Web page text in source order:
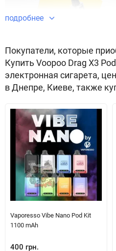
Основні переваги
Гнучкість живлення:
18650 або 21700
— вибирай
тривалого паріння
Потужність до 80 Вт:
настроюванні.
подробнее
Покупатели, которые
Купить Voopoo Drag X3
электронная сигарета,
в Днепре, Киеве, также
Vaporesso Vibe Nano Pod Kit
1100 mAh
400 грн.